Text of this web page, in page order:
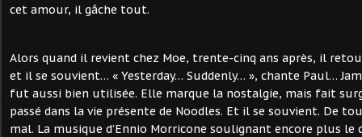
cet amour, il gâche tout.
Alors quand il revient chez Moe, trente-cinq ans après, il
et il se souvient… « Yesterday… Suddenly… », chante Paul…
fut aussi bien utilisée. Elle marque la nostalgie, mais fait
passé dans la vie présente de Noodles. Et il se souvient. De
mal. La musique d’Ennio Morricone soulignant encore plus le